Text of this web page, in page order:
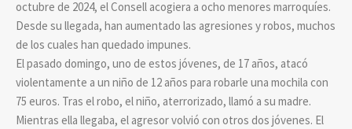
octubre de 2024, el Consell acogiera a ocho menores marroquíes.
Desde su llegada, han aumentado las agresiones y robos, muchos
de los cuales han quedado impunes.
El pasado domingo, uno de estos jóvenes, de 17 años, atacó
violentamente a un niño de 12 años para robarle una mochila con
75 euros. Tras el robo, el niño, aterrorizado, llamó a su madre.
Mientras ella llegaba, el agresor volvió con otros dos jóvenes. El